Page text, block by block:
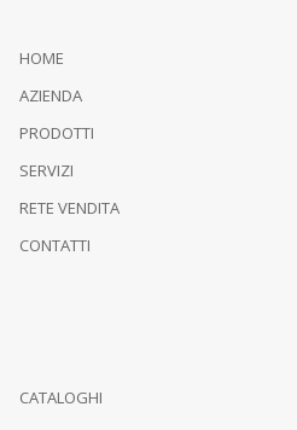
HOME
AZIENDA
PRODOTTI
SERVIZI
RETE VENDITA
CONTATTI
CATALOGHI